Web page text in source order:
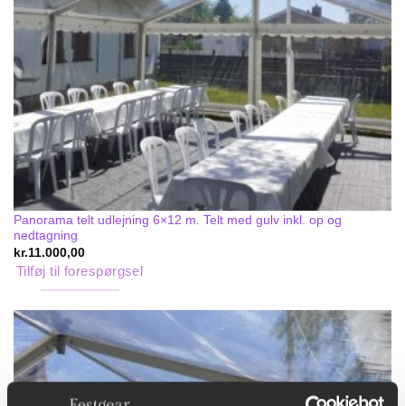
Panorama telt udlejning 6×12 m. Telt med gulv inkl. op og
nedtagning
kr.11.000,00
Tilføj til forespørgsel